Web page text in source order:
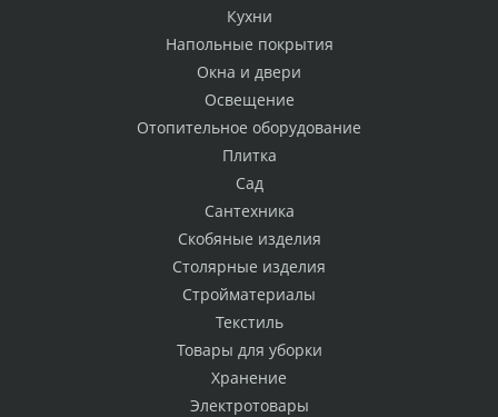
Кухни
Напольные покрытия
Окна и двери
Освещение
Отопительное оборудование
Плитка
Сад
Сантехника
Скобяные изделия
Столярные изделия
Стройматериалы
Текстиль
Товары для уборки
Хранение
Электротовары